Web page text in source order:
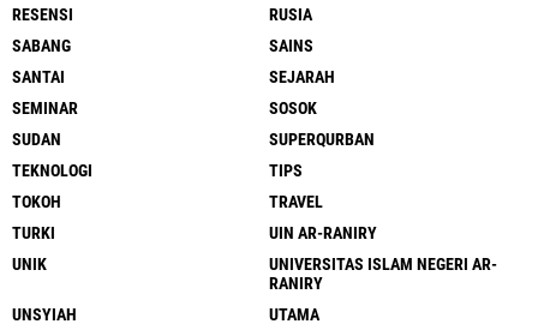
RESENSI
RUSIA
SABANG
SAINS
SANTAI
SEJARAH
SEMINAR
SOSOK
SUDAN
SUPERQURBAN
TEKNOLOGI
TIPS
TOKOH
TRAVEL
TURKI
UIN AR-RANIRY
UNIK
UNIVERSITAS ISLAM NEGERI AR-
RANIRY
UNSYIAH
UTAMA